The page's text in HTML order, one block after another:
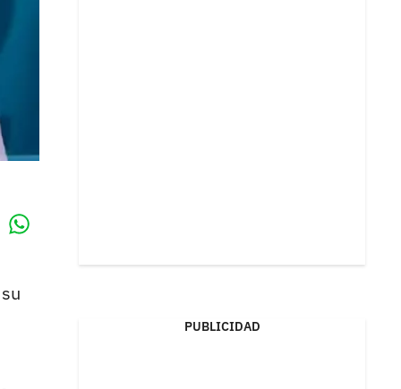
PUBLICIDAD